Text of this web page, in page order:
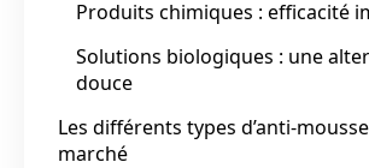
Produits chimiques : efficacité
Solutions biologiques : une
douce
Les différents types d’anti-
marché